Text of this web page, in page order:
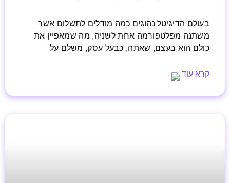
בעולם הדיגיטל נהוגים כמה מודלים לתשלום אשר
משתנה מפלטפורמה אחת לשניה, מה שמאפיין את
כולם הוא בעצם, שאתה, כבעל עסק, משלם על
קרא עוד